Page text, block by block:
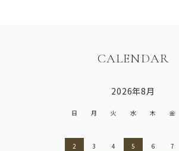
CALENDAR
2026年8月
日 月 火 水 木 金
2
3 4 5 6 7